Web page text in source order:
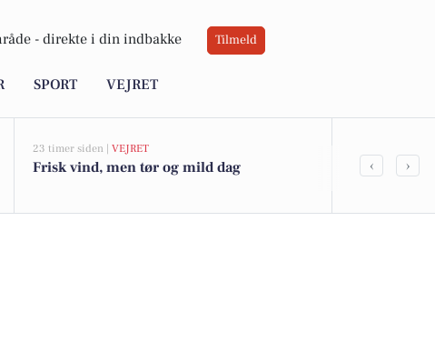
- direkte i din indbakke Tilmeld
SPORT VEJRET
23 timer siden | VEJRET
Frisk vind, men tør og mild dag
Vejle vil
‹ ›